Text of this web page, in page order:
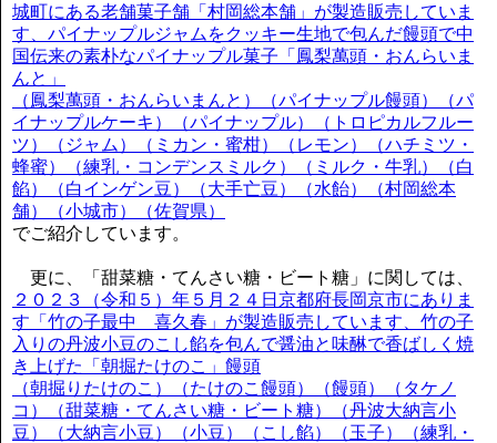
城町にある老舗菓子舗「村岡総本舗」が製造販売していま
す、パイナップルジャムをクッキー生地で包んだ饅頭で中
国伝来の素朴なパイナップル菓子「鳳梨萬頭・おんらいま
んと」
（鳳梨萬頭・おんらいまんと）（パイナップル饅頭）（パ
イナップルケーキ）（パイナップル）（トロピカルフルー
ツ）（ジャム）（ミカン・蜜柑）（レモン）（ハチミツ・
蜂蜜）（練乳・コンデンスミルク）（ミルク・牛乳）（白
餡）（白インゲン豆）（大手亡豆）（水飴）（村岡総本
舗）（小城市）（佐賀県）
でご紹介しています。
更に、「甜菜糖・てんさい糖・ビート糖」に関しては、
２０２３（令和５）年５月２４日京都府長岡京市にありま
す「竹の子最中 喜久春」が製造販売しています、竹の子
入りの丹波小豆のこし餡を包んで醤油と味醂で香ばしく焼
き上げた「朝掘たけのこ」饅頭
（朝掘りたけのこ）（たけのこ饅頭）（饅頭）（タケノ
コ）（甜菜糖・てんさい糖・ビート糖）（丹波大納言小
豆）（大納言小豆）（小豆）（こし餡）（玉子）（練乳・